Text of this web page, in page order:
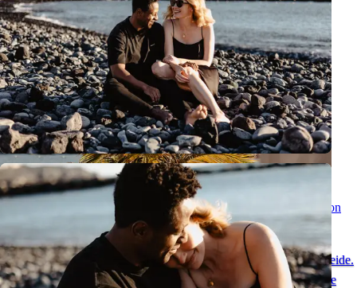
Sesión Romántica de Pareja en Tenerife - Momentos Especiales con
Vistas al Teide
Una sesión natural de pareja en Tenerife en el entorno único del Teide.
Mira fotos románticas y descubre un lugar ideal para una pedida de